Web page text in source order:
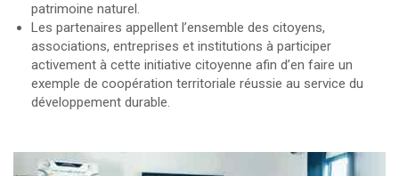
patrimoine naturel.
Les partenaires appellent l’ensemble des citoyens,
associations, entreprises et institutions à participer
activement à cette initiative citoyenne afin d’en faire un
exemple de coopération territoriale réussie au service du
développement durable.